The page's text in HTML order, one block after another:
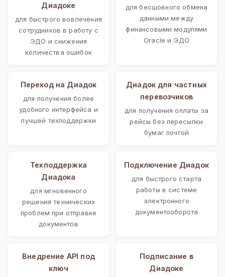
Диадоке
для быстрого вовлечения
сотрудников в работу с
ЭДО и снижения
количества ошибок
для бесшовного обмена
данными между
финансовыми модулями
Oracle и ЭДО
Переход на Диадок
для получения более
удобного интерфейса и
лучшей техподдержки
Диадок для частных
перевозчиков
для получения оплаты за
рейсы без пересылки
бумаг почтой
Техподдержка
Диадока
для мгновенного
решения технических
проблем при отправке
документов
Подключение Диадок
для быстрого старта
работы в системе
электронного
документооборота
Внедрение API под
ключ
Подписание в
Диадоке